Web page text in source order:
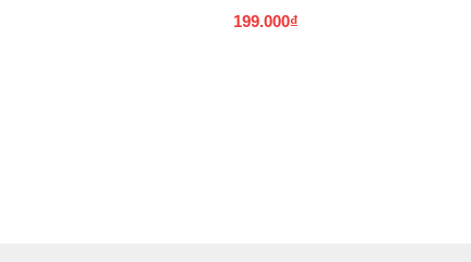
COLLECTION 37 SELECT SERIES
199.000₫